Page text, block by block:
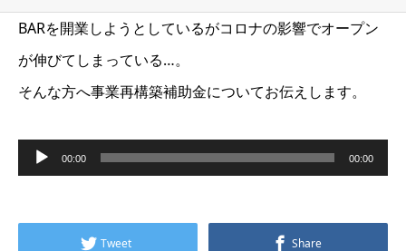
BARを開業しようとしているがコロナの影響でオープン
が伸びてしまっている…。
そんな方へ事業再構築補助金についてお伝えします。
声
00:00 00:00
Tweet Share